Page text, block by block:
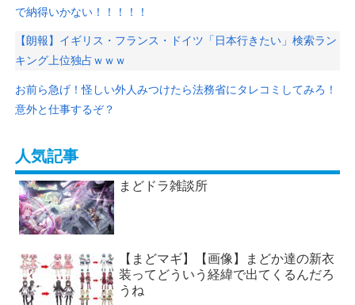
で納得いかない！！！！！
【朗報】イギリス・フランス・ドイツ「日本行きたい」検索ラン
キング上位独占ｗｗｗ
お前ら急げ！怪しい外人みつけたら法務省にタレコミしてみろ！
意外と仕事するぞ？
人気記事
まどドラ雑談所
【まどマギ】【画像】まどか達の新衣
装ってどういう経緯で出てくるんだろ
うね